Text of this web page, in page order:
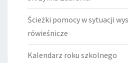
Ścieżki pomocy w sytuacji
rówieśnicze
Kalendarz roku szkolnego